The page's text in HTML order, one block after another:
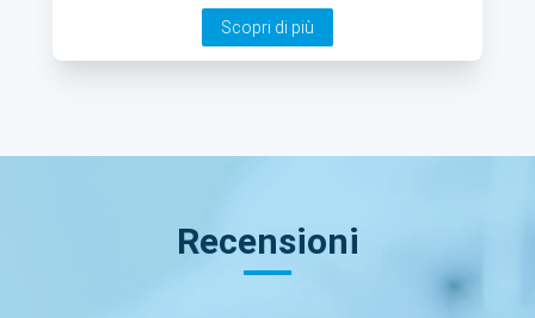
per riconoscere le difficoltà e affrontarle con
consapevolezza, evitando che si trasformino in
Scopri di più
Recensioni